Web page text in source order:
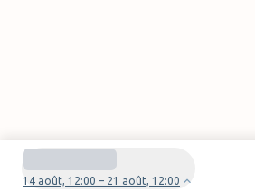
14 août, 12:00 – 21 août, 12:00